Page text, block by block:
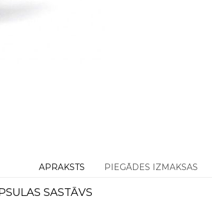
APRAKSTS PIEGĀDES IZMAKSAS
SASTĀVS